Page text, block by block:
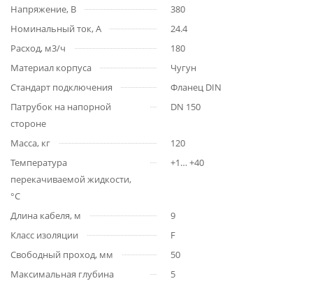
Напряжение, В
380
Номинальный ток, А
24.4
Расход, м3/ч
180
Материал корпуса
Чугун
Стандарт подключения
Фланец DIN
Патрубок на напорной
стороне
DN 150
Масса, кг
120
Температура
перекачиваемой жидкости,
°С
+1… +40
Длина кабеля, м
9
Класс изоляции
F
Свободный проход, мм
50
Максимальная глубина
5